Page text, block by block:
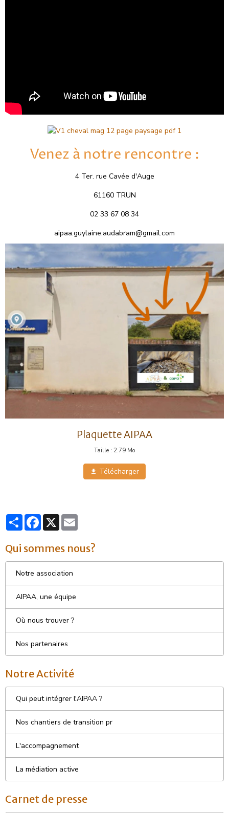
Venez à notre rencontre :
4 Ter. rue Cavée d'Auge
61160 TRUN
02 33 67 08 34
aipaa.guylaine.audabram@gmail.com
Plaquette AIPAA
Taille : 2.79 Mo
Télécharger
PartagerFacebook
X
Qui sommes nous?
Notre association
AIPAA, une équipe
Où nous trouver ?
Nos partenaires
Notre Activité
Qui peut intégrer l'AIPAA ?
Nos chantiers de transition pr
L'accompagnement
La médiation active
Carnet de presse